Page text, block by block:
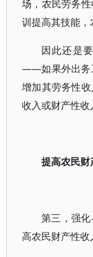
场，农民劳务
训提高其技能，
因此还是
——如果外出务
增加其劳务性
收入或财产性收
提高农民财
第三，强
高农民财产性收